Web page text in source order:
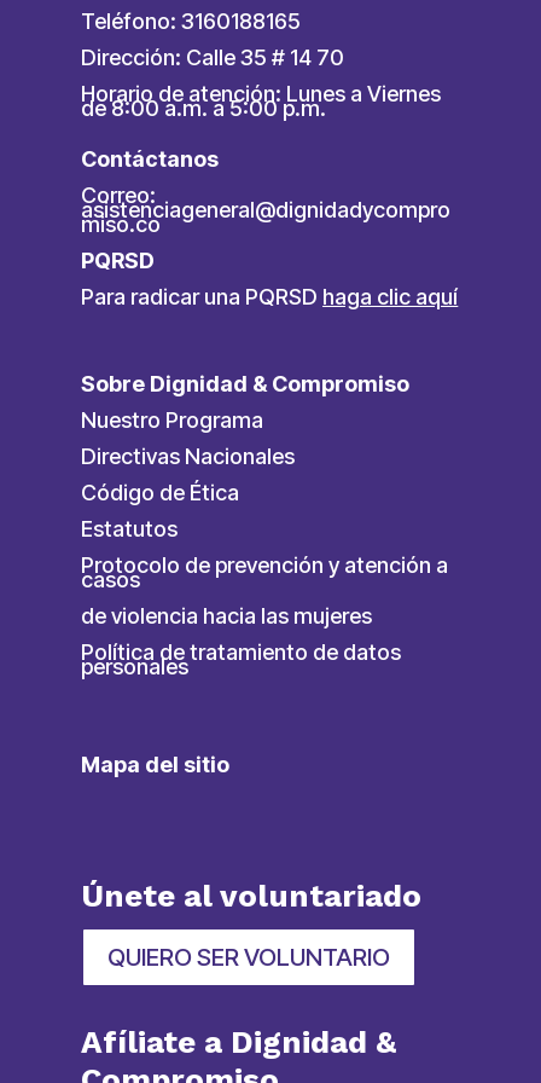
Teléfono: 3160188165
Dirección: Calle 35 # 14 70
Horario de atención: Lunes a Viernes
de 8:00 a.m. a 5:00 p.m.
Contáctanos
Correo:
asistenciageneral@dignidadycompro
miso.co
PQRSD
Para radicar una PQRSD haga clic aquí
Sobre Dignidad & Compromiso
Nuestro Programa
Directivas Nacionales
Código de Ética
Estatutos
Protocolo de prevención y atención a
casos
de violencia hacia las mujeres
Política de tratamiento de datos
personales
Mapa del sitio
Únete al voluntariado
QUIERO SER VOLUNTARIO
Afíliate a Dignidad &